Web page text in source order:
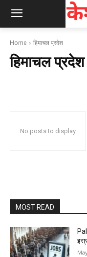
Home हिमाचल प्रदेश
हिमाचल प्रदेश
No posts to display
MOST READ